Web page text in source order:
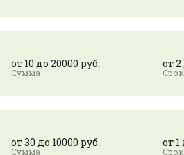
от 10 до 20000 руб. от
от 30 до 10000 руб. от